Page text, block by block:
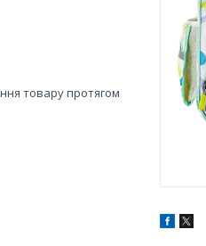
товару протягом